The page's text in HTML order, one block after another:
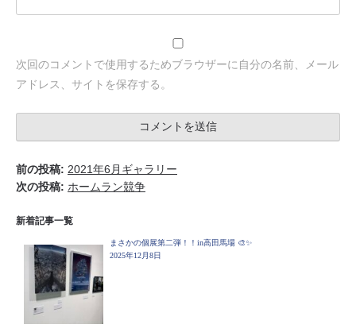
次回のコメントで使用するためブラウザーに自分の名前、メール
アドレス、サイトを保存する。
前の投稿: 2021年6月ギャラリー
次の投稿: ホームラン競争
新着記事一覧
まさかの個展第二弾！！in高田馬場 🎨✨
2025年12月8日